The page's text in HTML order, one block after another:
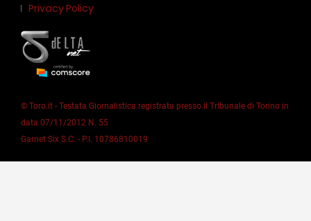
Privacy Policy
© Toro.it - Testata Giornalistica registrata presso il Tribunale di Torino in
data 07/11/2012 N. 55
Garnet Six S.C. - P.I. 10786810019